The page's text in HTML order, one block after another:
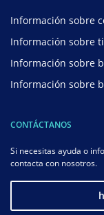
Información sobre
Información sobre
Información sobre
Información sobre
CONTÁCTANOS
Si necesitas ayuda o
contacta con nosotros.